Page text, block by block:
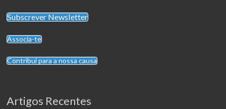
Subscrever Newsletter
Associa-te
Contribui para a nossa causa
Artigos Recentes